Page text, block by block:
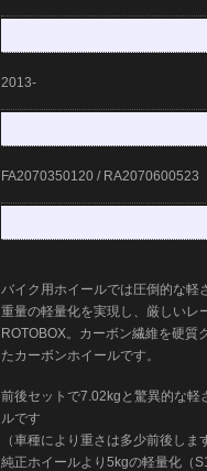
2013-
FA2070350120 / RA2070600523
バイク用ホイールでは圧倒的な軽
重量の軽量化を実現し、厳しいレ
ROTOBOX。カーボン繊維を硬質
たカーボンホイールです。
前後セットで7.02kgと驚異的な軽
ルです
（車種により重さは多少前後しま
純正ホイールより5kgの軽量化（